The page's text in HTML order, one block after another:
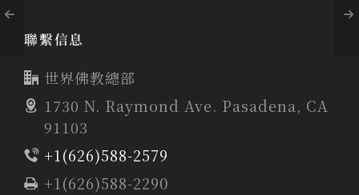
聯繫信息
世界佛教總部
1730 N. Raymond Ave. Pasadena, CA
91103
+1(626)588-2579
+1(626)588-2290